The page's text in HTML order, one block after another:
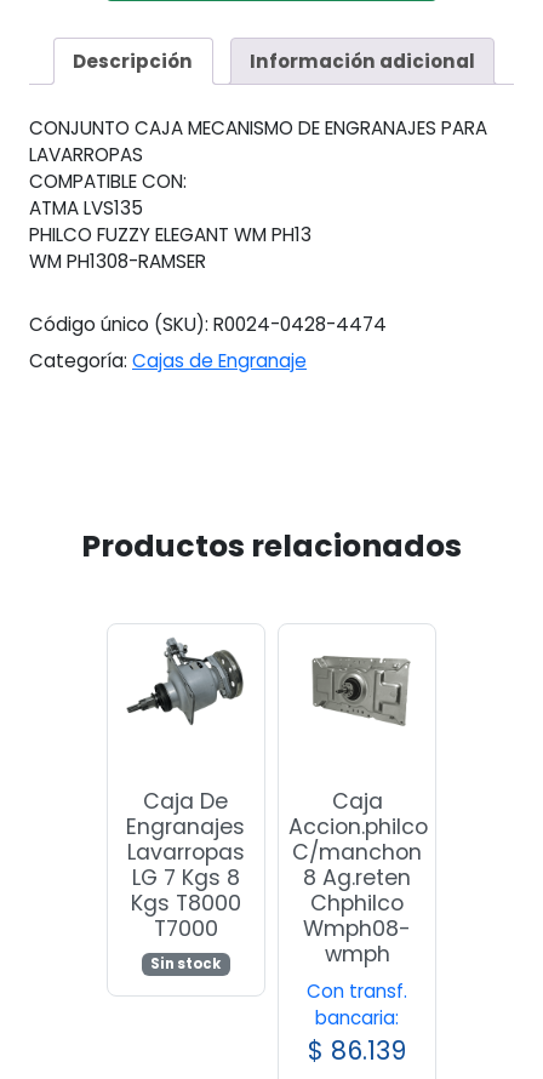
Atma
Philco
Fuzzy-
cantidad
Descripción Información adicional
CONJUNTO CAJA MECANISMO DE ENGRANAJES PARA
LAVARROPAS
COMPATIBLE CON:
ATMA LVS135
PHILCO FUZZY ELEGANT WM PH13
WM PH1308-RAMSER
Código único (SKU): R0024-0428-4474
Categoría: Cajas de Engranaje
Productos relacionados
Caja De
Engranajes
Lavarropas
LG 7 Kgs 8
Kgs T8000
T7000
Sin stock
Caja
Accion.philco
C/manchon
8 Ag.reten
Chphilco
Wmph08-
wmph
Con transf.
bancaria:
$ 86.139